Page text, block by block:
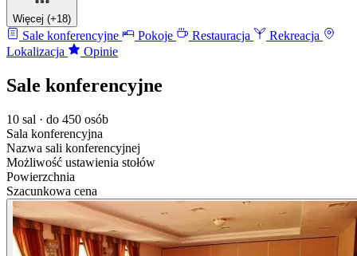
Więcej (+18)
Sale konferencyjne Pokoje Restauracja
Rekreacja
Lokalizacja
Opinie
Sale konferencyjne
10 sal · do 450 osób
Sala konferencyjna
Nazwa sali konferencyjnej
Możliwość ustawienia stołów
Powierzchnia
Szacunkowa cena